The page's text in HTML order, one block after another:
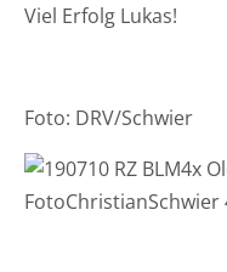
Viel Erfolg Lukas!
Foto: DRV/Schwier